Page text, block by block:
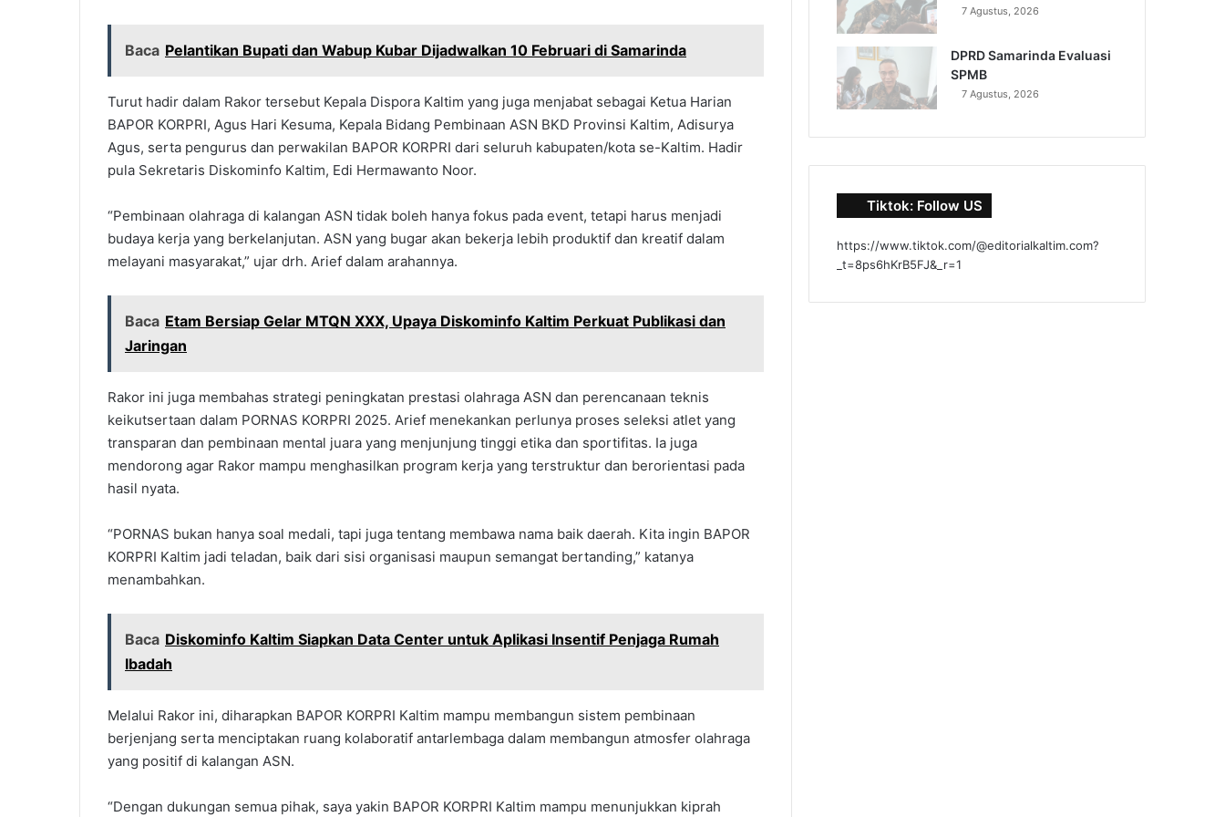
Baca Pelantikan Bupati dan Wabup Kubar Dijadwalkan 10 Februari di Samarinda
Turut hadir dalam Rakor tersebut Kepala Dispora Kaltim yang juga menjabat sebagai Ketua Harian
BAPOR KORPRI, Agus Hari Kesuma, Kepala Bidang Pembinaan ASN BKD Provinsi Kaltim, Adisurya
Agus, serta pengurus dan perwakilan BAPOR KORPRI dari seluruh kabupaten/kota se-Kaltim. Hadir
pula Sekretaris Diskominfo Kaltim, Edi Hermawanto Noor.
“Pembinaan olahraga di kalangan ASN tidak boleh hanya fokus pada event, tetapi harus menjadi
budaya kerja yang berkelanjutan. ASN yang bugar akan bekerja lebih produktif dan kreatif dalam
melayani masyarakat,” ujar drh. Arief dalam arahannya.
Baca Etam Bersiap Gelar MTQN XXX, Upaya Diskominfo Kaltim Perkuat Publikasi dan
Jaringan
Rakor ini juga membahas strategi peningkatan prestasi olahraga ASN dan perencanaan teknis
keikutsertaan dalam PORNAS KORPRI 2025. Arief menekankan perlunya proses seleksi atlet yang
transparan dan pembinaan mental juara yang menjunjung tinggi etika dan sportifitas. Ia juga
mendorong agar Rakor mampu menghasilkan program kerja yang terstruktur dan berorientasi pada
hasil nyata.
“PORNAS bukan hanya soal medali, tapi juga tentang membawa nama baik daerah. Kita ingin BAPOR
KORPRI Kaltim jadi teladan, baik dari sisi organisasi maupun semangat bertanding,” katanya
menambahkan.
Baca Diskominfo Kaltim Siapkan Data Center untuk Aplikasi Insentif Penjaga Rumah
Ibadah
Melalui Rakor ini, diharapkan BAPOR KORPRI Kaltim mampu membangun sistem pembinaan
berjenjang serta menciptakan ruang kolaboratif antarlembaga dalam membangun atmosfer olahraga
yang positif di kalangan ASN.
“Dengan dukungan semua pihak, saya yakin BAPOR KORPRI Kaltim mampu menunjukkan kiprah
7 Agustus, 2026
DPRD Samarinda Evaluasi
SPMB
7 Agustus, 2026
Tiktok: Follow US
https://www.tiktok.com/@editorialkaltim.com?
_t=8ps6hKrB5FJ&_r=1